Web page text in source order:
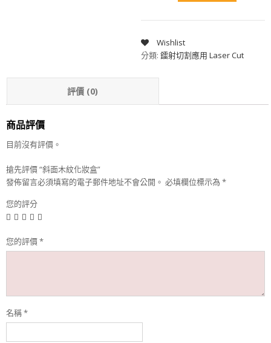
Wishlist
分類: 鐳射切割應用 Laser Cut
評價 (0)
商品評價
目前沒有評價。
搶先評價 “斜面木紋化妝盒”
發佈留言必須填寫的電子郵件地址不會公開。 必填欄位標示為 *
您的評分
您的評價*
名稱*